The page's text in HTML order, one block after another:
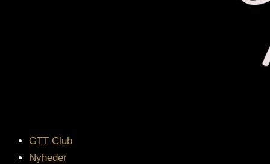
GTT Club
Nyheder